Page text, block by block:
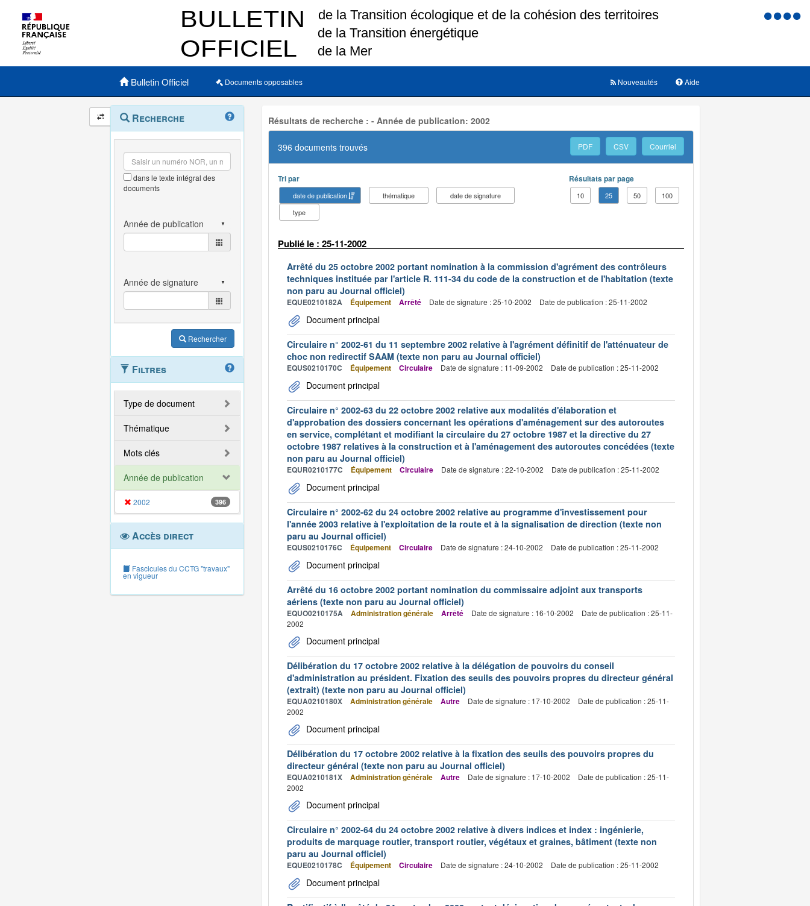
Menu
Menu principal
Bulletin Officiel Documents opposables Aide
Nouveautés
Navigation
et
outils
annexes
Menu
contextuel
Recherche
dans le texte intégral des
documents
Rechercher
Filtres
Type de document
Thématique
Mots clés
Année de publication
2002 396
Accès direct
Fascicules du CCTG "travaux"
en vigueur
Résultats de recherche : - Année de publication: 2002
396 documents trouvés PDF CSV Courriel
Tri par
date de publication thématique
date de signature
type
Résultats par page
10 25 50 100
Publié le : 25-11-2002
Arrêté du 25 octobre 2002 portant nomination à la commission d'agrément des contrôleurs
techniques instituée par l'article R. 111-34 du code de la construction et de l'habitation (texte
non paru au Journal officiel)
EQUE0210182A Équipement Arrêté Date de signature : 25-10-2002 Date de publication : 25-11-2002
Document principal
Circulaire n° 2002-61 du 11 septembre 2002 relative à l'agrément définitif de l'atténuateur de
choc non redirectif SAAM (texte non paru au Journal officiel)
EQUS0210170C Équipement Circulaire Date de signature : 11-09-2002 Date de publication : 25-11-2002
Document principal
Circulaire n° 2002-63 du 22 octobre 2002 relative aux modalités d'élaboration et
d'approbation des dossiers concernant les opérations d'aménagement sur des autoroutes
en service, complétant et modifiant la circulaire du 27 octobre 1987 et la directive du 27
octobre 1987 relatives à la construction et à l'aménagement des autoroutes concédées (texte
non paru au Journal officiel)
EQUR0210177C Équipement Circulaire Date de signature : 22-10-2002 Date de publication : 25-11-2002
Document principal
Circulaire n° 2002-62 du 24 octobre 2002 relative au programme d'investissement pour
l'année 2003 relative à l'exploitation de la route et à la signalisation de direction (texte non
paru au Journal officiel)
EQUS0210176C Équipement Circulaire Date de signature : 24-10-2002 Date de publication : 25-11-2002
Document principal
Arrêté du 16 octobre 2002 portant nomination du commissaire adjoint aux transports
aériens (texte non paru au Journal officiel)
EQUO0210175A Administration générale Arrêté Date de signature : 16-10-2002
Date de publication : 25-11-
2002
Document principal
Délibération du 17 octobre 2002 relative à la délégation de pouvoirs du conseil
d'administration au président. Fixation des seuils des pouvoirs propres du directeur général
(extrait) (texte non paru au Journal officiel)
EQUA0210180X Administration générale Autre Date de signature : 17-10-2002
Date de publication : 25-11-
2002
Document principal
Délibération du 17 octobre 2002 relative à la fixation des seuils des pouvoirs propres du
directeur général (texte non paru au Journal officiel)
EQUA0210181X Administration générale Autre Date de signature : 17-10-2002
Date de publication : 25-11-
2002
Document principal
Circulaire n° 2002-64 du 24 octobre 2002 relative à divers indices et index : ingénierie,
produits de marquage routier, transport routier, végétaux et graines, bâtiment (texte non
paru au Journal officiel)
EQUE0210178C Équipement Circulaire Date de signature : 24-10-2002 Date de publication : 25-11-2002
Document principal